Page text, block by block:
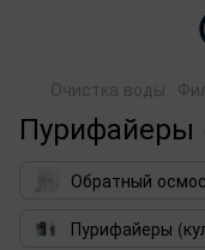
Очистка воды
Пурифайеры
Обратный осмос
Пурифайеры